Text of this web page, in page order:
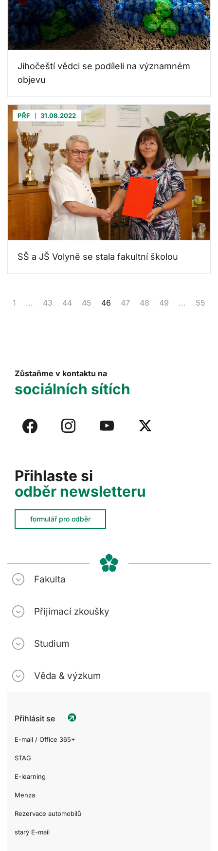
Jihočeští vědci se podíleli na významném
objevu
PŘF 31.08.2022
SŠ a JŠ Volyně se stala fakultní školou
1 ... 43 44 45 46 47 48 49 ... 55
Přihlaste si
odběr newsletteru
formulář pro odběr
Zůstaňme v kontaktu na
sociálních sítích
Fakulta
Přijímací zkoušky
Studium
Věda & výzkum
Přihlásit se
E-mail / Office 365+
STAG
E-learning
Menza
Rezervace automobilů
starý E-mail